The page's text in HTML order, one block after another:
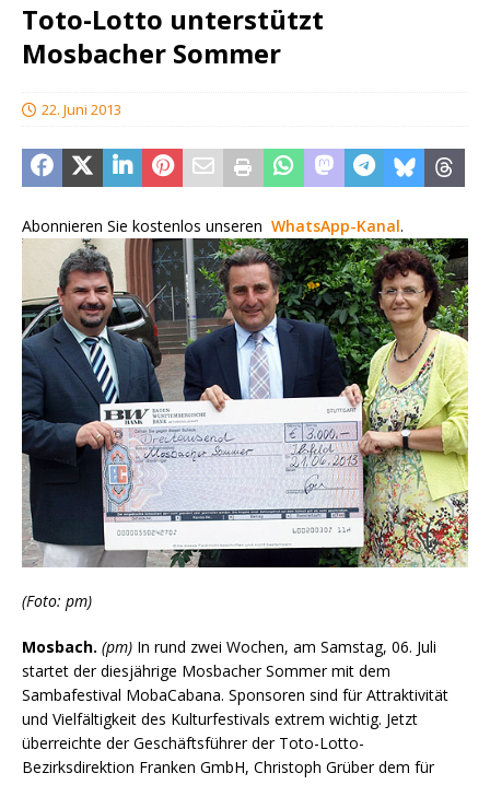
Toto-Lotto unterstützt
Mosbacher Sommer
22. Juni 2013
Abonnieren Sie kostenlos unseren WhatsApp-Kanal.
(Foto: pm)
Mosbach. (pm) In rund zwei Wochen, am Samstag, 06. Juli
startet der diesjährige Mosbacher Sommer mit dem
Sambafestival MobaCabana. Sponsoren sind für Attraktivität
und Vielfältigkeit des Kulturfestivals extrem wichtig. Jetzt
überreichte der Geschäftsführer der Toto-Lotto-
Bezirksdirektion Franken GmbH, Christoph Grüber dem für